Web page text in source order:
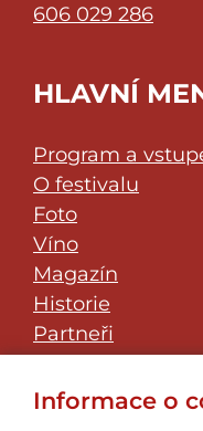
606 029 286
HLAVNÍ
Program a
O festivalu
Foto
Víno
Magazín
Historie
Partneři
JazzFest Znojmo
Informace o